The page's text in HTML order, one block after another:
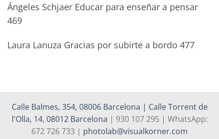
Ángeles Schjaer Educar para enseñar a pensar
469
Laura Lanuza Gracias por subirte a bordo 477
Calle Balmes, 354, 08006 Barcelona | Calle Torrent de
l'Olla, 14, 08012 Barcelona | 930 107 295 | WhatsApp:
672 726 733 | photolab@visualkorner.com